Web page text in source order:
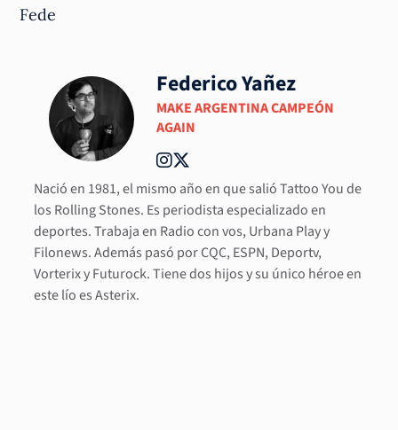
Fede
Federico Yañez
MAKE ARGENTINA CAMPEÓN
AGAIN
Nació en 1981, el mismo año en que salió Tattoo You de
los Rolling Stones. Es periodista especializado en
deportes. Trabaja en Radio con vos, Urbana Play y
Filonews. Además pasó por CQC, ESPN, Deportv,
Vorterix y Futurock. Tiene dos hijos y su único héroe en
este lío es Asterix.